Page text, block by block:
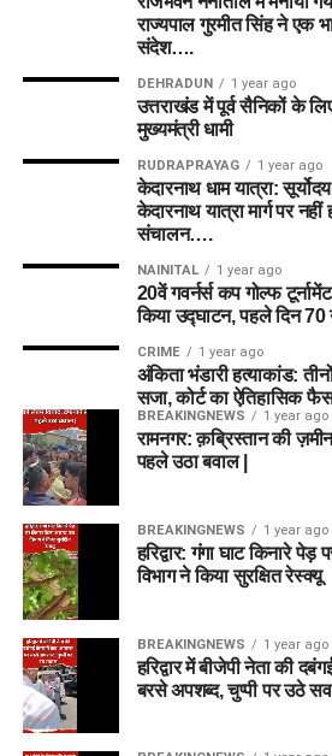
राज्यपाल गुरमीत सिंह ने एक
संदेश….
DEHRADUN 1 year ago
उत्तराखंड में पूर्व सैनिकों के
मुख्यमंत्री धामी
RUDRAPRAYAG 1 year ago
केदारनाथ धाम यात्रा:
केदारनाथ यात्रा मार्ग पर
संचालन….
NAINITAL 1 year ago
20वें गवर्नर्स कप गोल्फ
किया उद्घाटन, पहले दिन 70
CRIME 1 year ago
अंकिता भंडारी हत्याकांड:
सजा, कोर्ट का ऐतिहासिक
BREAKINGNEWS 1 year ago
रामनगर: क़ब्रिस्तान की
पहले उठा बवाल |
BREAKINGNEWS 1 year ago
हरिद्वार: गंगा घाट किनारे
विभाग ने किया सुरक्षित रेस्क्यू
BREAKINGNEWS 1 year ago
हरिद्वार में बीजेपी नेता की
बरसे अपशब्द, चुप्पी पर उठे